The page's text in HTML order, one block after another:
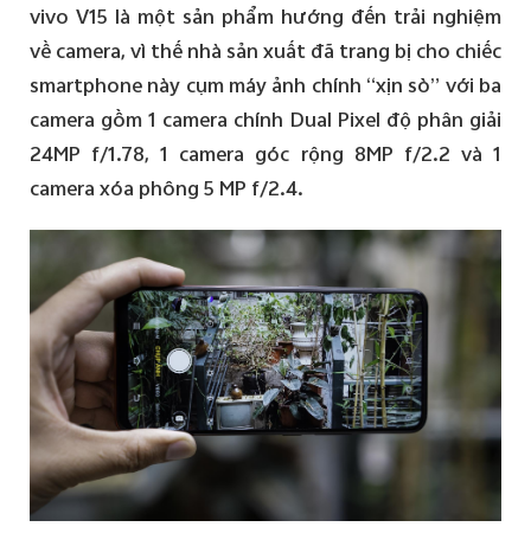
vivo V15 là một sản phẩm hướng đến trải nghiệm
về camera, vì thế nhà sản xuất đã trang bị cho chiếc
smartphone này cụm máy ảnh chính “xịn sò” với ba
camera gồm 1 camera chính Dual Pixel độ phân giải
24MP f/1.78, 1 camera góc rộng 8MP f/2.2 và 1
camera xóa phông 5 MP f/2.4.